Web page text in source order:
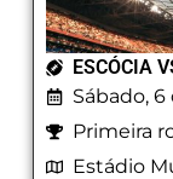
ESCÓCIA
Sábado, 6
Primeira
Estádio